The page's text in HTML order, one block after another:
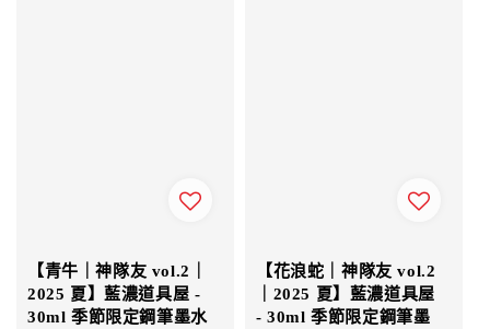
【青牛｜神隊友 vol.2｜
2025 夏】藍濃道具屋 -
30ml 季節限定鋼筆墨水
【花浪蛇｜神隊友 vol.2
｜2025 夏】藍濃道具屋
- 30ml 季節限定鋼筆墨